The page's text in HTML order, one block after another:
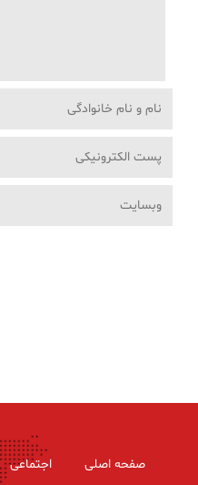
صفحه اصلی اجتماعی